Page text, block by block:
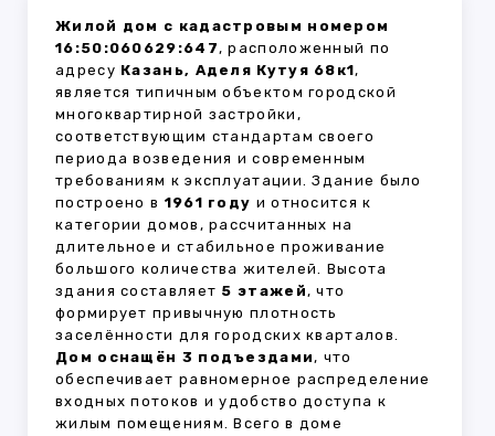
Жилой дом с кадастровым номером
16:50:060629:647, расположенный по
адресу Казань, Аделя Кутуя 68к1,
является типичным объектом городской
многоквартирной застройки,
соответствующим стандартам своего
периода возведения и современным
требованиям к эксплуатации. Здание было
построено в 1961 году и относится к
категории домов, рассчитанных на
длительное и стабильное проживание
большого количества жителей. Высота
здания составляет 5 этажей, что
формирует привычную плотность
заселённости для городских кварталов.
Дом оснащён 3 подъездами, что
обеспечивает равномерное распределение
входных потоков и удобство доступа к
жилым помещениям. Всего в доме